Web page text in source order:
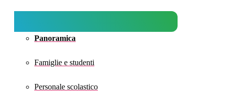
Panoramica
Famiglie e studenti
Personale scolastico